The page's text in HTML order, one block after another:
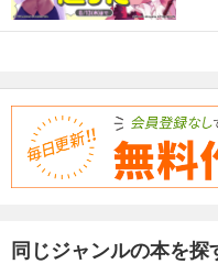
同じジャンルの本を探